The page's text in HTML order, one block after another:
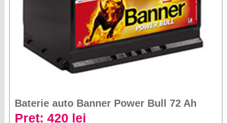
Baterie auto Banner Power Bull 72 Ah
Preț: 420 lei